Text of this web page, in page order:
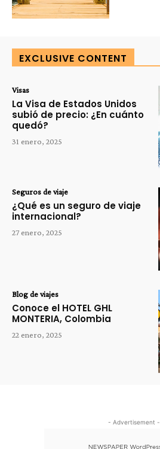
EXCLUSIVE CONTENT
Visas
La Visa de Estados Unidos
subió de precio: ¿En cuánto
quedó?
31 enero, 2025
Seguros de viaje
¿Qué es un seguro de viaje
internacional?
27 enero, 2025
Blog de viajes
Conoce el HOTEL GHL
MONTERIA, Colombia
22 enero, 2025
- Advertisement -